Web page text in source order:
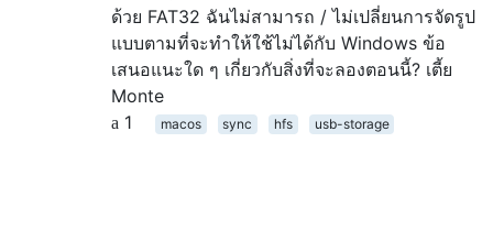
ด้วย FAT32 ฉันไม่สามารถ / ไม่เปลี่ยนการจัดรูป
แบบตามที่จะทำให้ใช้ไม่ได้กับ Windows ข้อ
เสนอแนะใด ๆ เกี่ยวกับสิ่งที่จะลองตอนนี้? เตี้ย
Monte
1
macos sync hfs usb-storage